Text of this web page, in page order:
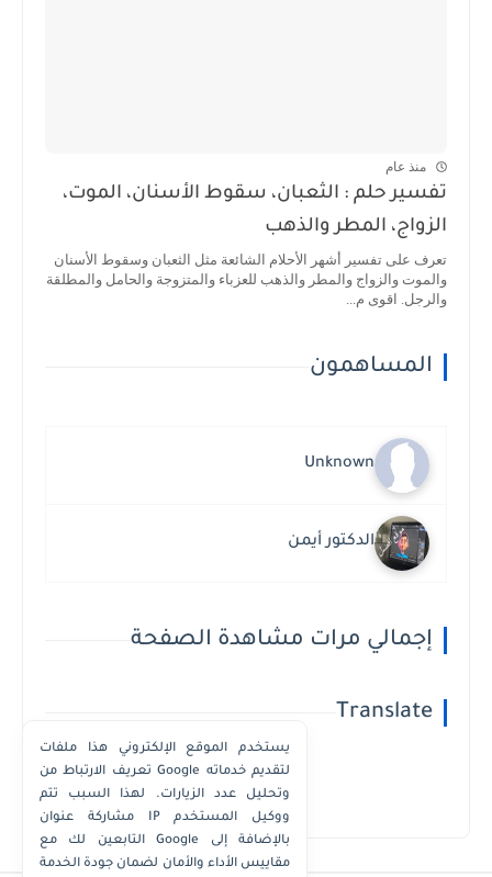
منذ عام
تفسير حلم : الثعبان، سقوط الأسنان، الموت،
الزواج، المطر والذهب
تعرف على تفسير أشهر الأحلام الشائعة مثل الثعبان وسقوط الأسنان
والموت والزواج والمطر والذهب للعزباء والمتزوجة والحامل والمطلقة
والرجل. اقوى م...
المساهمون
Unknown
الدكتور أيمن
إجمالي مرات مشاهدة الصفحة
Translate
Powered by Translate
يستخدم الموقع الإلكتروني هذا ملفات
تعريف الارتباط من Google لتقديم خدماته
وتحليل عدد الزيارات. لهذا السبب تتم
مشاركة عنوان IP ووكيل المستخدم
التابعين لك مع Google بالإضافة إلى
مقاييس الأداء والأمان لضمان جودة الخدمة